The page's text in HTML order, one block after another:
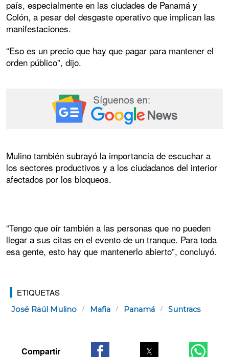
país, especialmente en las ciudades de Panamá y
Colón, a pesar del desgaste operativo que implican las
manifestaciones.
“Eso es un precio que hay que pagar para mantener el
orden público”, dijo.
Mulino también subrayó la importancia de escuchar a
los sectores productivos y a los ciudadanos del interior
afectados por los bloqueos.
“Tengo que oír también a las personas que no pueden
llegar a sus citas en el evento de un tranque. Para toda
esa gente, esto hay que mantenerlo abierto”, concluyó.
ETIQUETAS
José Raúl Mulino Mafia Panamá Suntracs